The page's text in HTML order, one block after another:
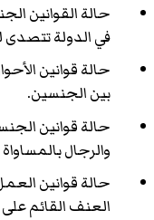
حالة القوانين
في الدولة تتصدى
حالة قوانين
بين الجنسين.
حالة قوانين
والرجال
حالة قوانين
العنف القائم